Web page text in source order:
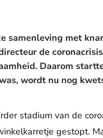
samenleving met
de
Daarom
wordt nu nog
stadium van de
gestopt.